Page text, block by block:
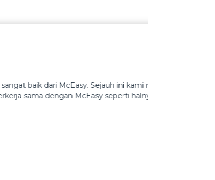
ini kami merekomendasikan bagi yang
halnya sudah kami lakukan.